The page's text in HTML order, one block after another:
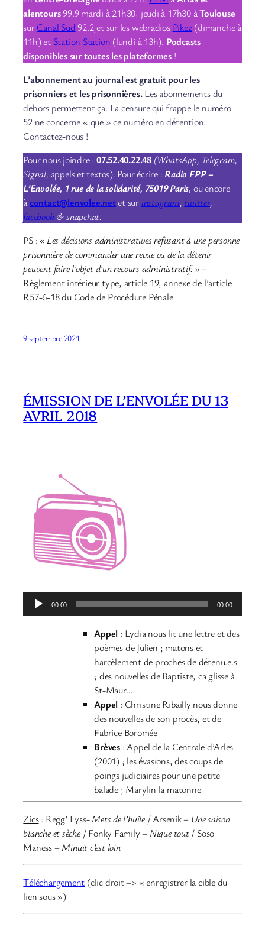
alentours99.9 mardi à 21h30, jeudi à 17h30 àToulouse
surCanal Sud92.2,et sur les webradios Pikez(dimanche à
11h) et Station Station (lundi à 13h). Podcasts
disponibles sur toutes les plateformes !
L’abonnement au journal est gratuit pour les
prisonniers et les prisonnières.Les abonnements du
dehors permettent ça. La censure qui frappe le numéro
52 ne concerne « que » ce numéro en détention.
Contactez-nous !
Pour nous joindre : 07.52.40.22.48(WhatsApp, Telegram,
Signal, appels et textos). Pour écrire : Radio FPP –
L’Envolée, 1 rue de la solidarité, 75019 Paris, ou encore
àcontact@lenvolee.netet sur instagram, twitter,
facebook & snapchat.
PS : « Les décisions administratives refusant à une personne
prisonnière de commander une revue ou de la détenir
peuvent faire l’objet d’un recours administratif. »–
Règlement intérieur type, article 19, annexe de l’article
R57-6-18 du Code de Procédure Pénale
9 septembre 2021
ÉMISSION DE L’ENVOLÉE DU 13
AVRIL 2018
Lecteur
audio
00:00 00:00
Appel : Lydia nous lit une lettre et des
poèmes de Julien ; matons et
harcèlement de proches de détenu.e.s
; des nouvelles de Baptiste, ca glisse à
St-Maur…
Appel : Christine Ribailly nous donne
des nouvelles de son procès, et de
Fabrice Boromée
Brèves : Appel de la Centrale d’Arles
(2001) ; les évasions, des coups de
poings judiciaires pour une petite
balade ; Marylin la matonne
Zics: Regg’ Lyss-Mets de l’huile/ Arsenik – Une saison
blanche et sèche/ Fonky Family – Nique tout/ Soso
Maness –Minuit c’est loin
Téléchargement (clic droit –> « enregistrer la cible du
lien sous »)